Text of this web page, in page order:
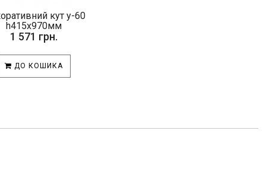
кут у-60
h415х970мм
1 571 грн.
ДО КОШИКА